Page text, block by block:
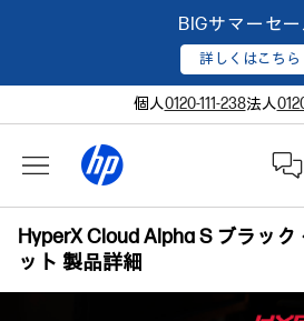
BIGサマーセ
詳しくはこちら
個人0120-111-238法人
HyperX Cloud Alpha S ブラッ
ット 製品詳細